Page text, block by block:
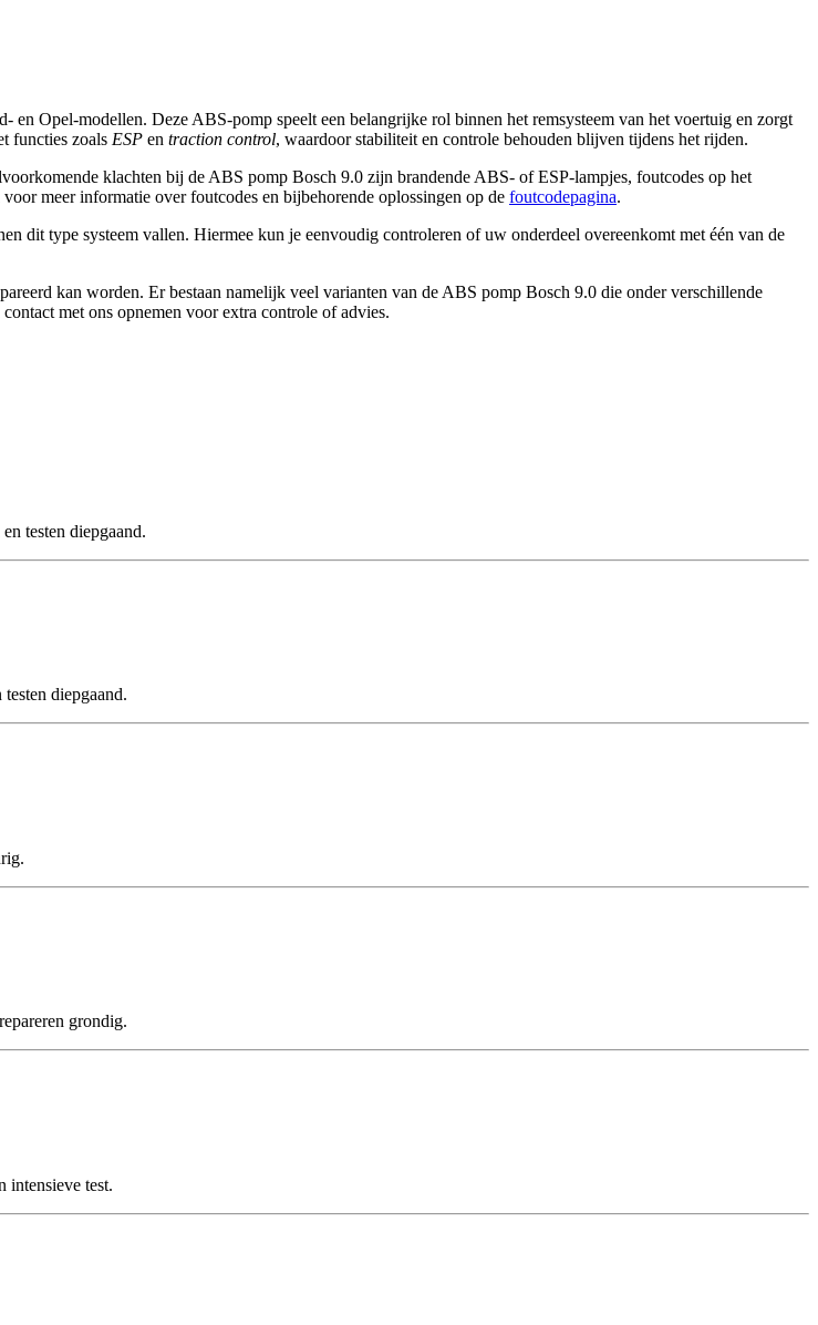
en Opel-modellen. Deze ABS-pomp speelt een belangrijke rol binnen het remsysteem van het voertuig en zorgt
functies zoals ESP en traction control, waardoor stabiliteit en controle behouden blijven tijdens het rijden.
klachten bij de ABS pomp Bosch 9.0 zijn brandende ABS- of ESP-lampjes, foutcodes op het
meer informatie over foutcodes en bijbehorende oplossingen op de foutcodepagina.
dit type systeem vallen. Hiermee kun je eenvoudig controleren of uw onderdeel overeenkomt met één van de
kan worden. Er bestaan namelijk veel varianten van de ABS pomp Bosch 9.0 die onder verschillende
met ons opnemen voor extra controle of advies.
testen diepgaand.
diepgaand.
grondig.
intensieve test.